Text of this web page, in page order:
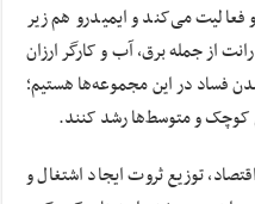
می‌کند و ایمیدرو هم زیر
از جمله برق، آب و کارگر ارزان
فساد در این مجموعه‌ها هستیم؛
کوچک و متوسط‌ها رشد کنند.
توزیع ثروت ایجاد اشتغال و